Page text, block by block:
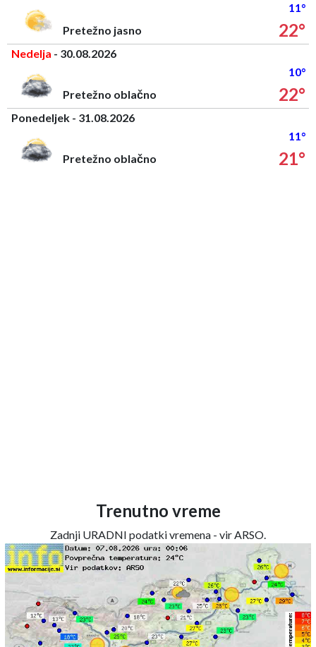
11°
Pretežno jasno
22°
Nedelja - 30.08.2026
10°
Pretežno oblačno
22°
Ponedeljek - 31.08.2026
11°
Pretežno oblačno
21°
Trenutno vreme
Zadnji URADNI podatki vremena - vir ARSO.